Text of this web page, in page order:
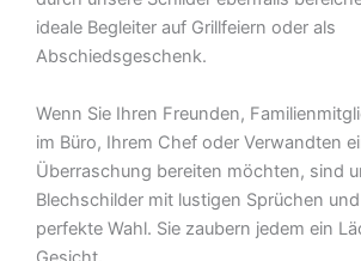
ideale Begleiter auf Grillfeiern oder als
Abschiedsgeschenk.
Wenn Sie Ihren Freunden,
im Büro, Ihrem Chef oder Verwandten
Überraschung bereiten möchten, sind
Blechschilder mit lustigen Sprüchen
perfekte Wahl. Sie zaubern jedem ein